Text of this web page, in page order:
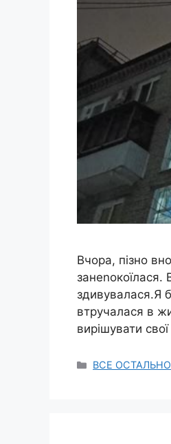
Вчора, пізно
занеnокоїлася.
здивувалася.Я
втручалася в
вирішувати
Categories
ВСЕ